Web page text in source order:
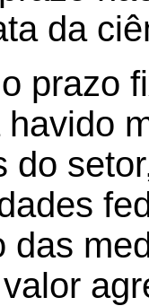
da
prazo
do
das